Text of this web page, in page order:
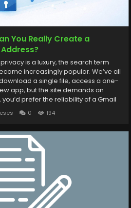
You Really Create a
is a luxury, the search term
increasingly popular. We’ve all
a single file, access a one-
app, but the site demands an
prefer the reliability of a Gmail
of lifelong spam. The Hard
Exist? To put it simply: No.
0 194